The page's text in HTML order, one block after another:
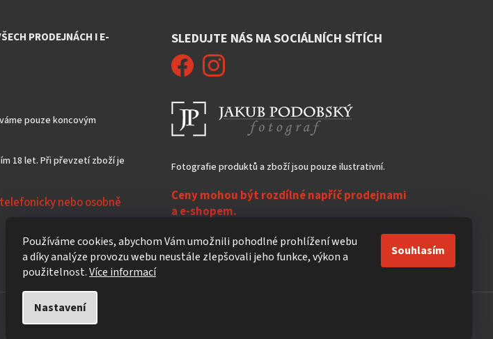
Používáme cookies, abychom Vám umožnili pohodlné prohlížení webu
a díky analýze provozu webu neustále zlepšovali jeho funkce, výkon a
použitelnost.Více informací
Nastavení
Souhlasím
PRODEJNÁCH I E-
pouze koncovým
18 let. Při převzetí zboží je
nebo osobně
SLEDUJTE NÁS NA SOCIÁLNÍCH SÍTÍCH
Fotografie produktů a zboží jsou pouze ilustrativní.
Ceny mohou být rozdílné napříč prodejnami
a e-shopem.
Nezasíláme do zahraničí!